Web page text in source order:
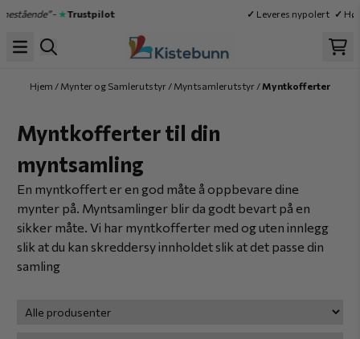
Hopp til innhold
- ★Trustpilot ✓ Leveres nypolert ✓
Hjem / Mynter og Samlerutstyr / Myntsamlerutstyr / Myntkofferter
Myntkofferter til din
myntsamling
En myntkoffert er en god måte å oppbevare dine
mynter på. Myntsamlinger blir da godt bevart på en
sikker måte. Vi har myntkofferter med og uten innlegg
slik at du kan skreddersy innholdet slik at det passe din
samling